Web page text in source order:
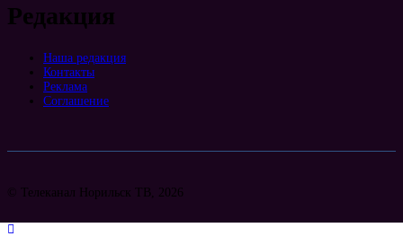
Редакция
Наша редакция
Контакты
Реклама
Соглашение
© Телеканал Норильск ТВ, 2026